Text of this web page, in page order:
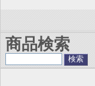
商品検索